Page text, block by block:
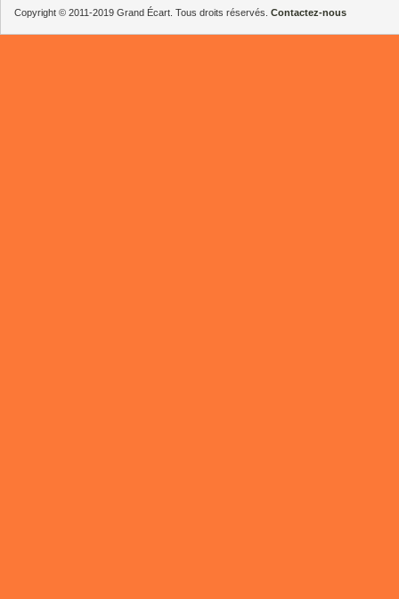
Copyright © 2011-2019 Grand Écart. Tous droits réservés. Contactez-nous